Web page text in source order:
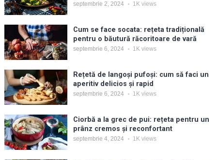
septembrie 2, 2024 1Kviews
Cum se face socata: rețeta tradițională
pentru o băutură răcoritoare de vară
septembrie 6, 2024 1Kviews
Rețetă de langoși pufoși: cum să faci un
aperitiv delicios și rapid
septembrie 6, 2024 1Kviews
Ciorbă a la grec de pui: rețeta pentru un
prânz cremos și reconfortant
septembrie 4, 2024 1Kviews